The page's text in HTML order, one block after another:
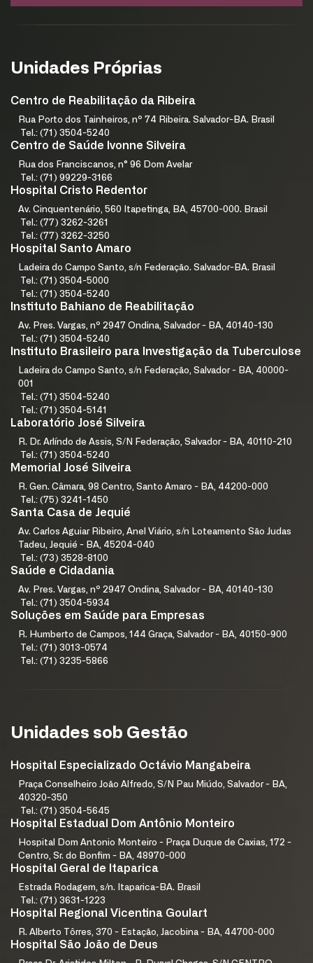
Unidades Próprias
Centro de Reabilitação da Ribeira
Rua Porto dos Tainheiros, nº 74 Ribeira. Salvador-BA. Brasil
Tel.: (71) 3504-5240
Centro de Saúde Ivonne Silveira
Rua dos Franciscanos, n° 96 Dom Avelar
Tel.: (71) 99229-3166
Hospital Cristo Redentor
Av. Cinquentenário, 560 Itapetinga, BA, 45700-000. Brasil
Tel.: (77) 3262-3261
Tel.: (77) 3262-3250
Hospital Santo Amaro
Ladeira do Campo Santo, s/n Federação. Salvador-BA. Brasil
Tel.: (71) 3504-5000
Tel.: (71) 3504-5240
Instituto Bahiano de Reabilitação
Av. Pres. Vargas, nº 2947 Ondina, Salvador - BA, 40140-130
Tel.: (71) 3504-5240
Instituto Brasileiro para Investigação da Tuberculose
Ladeira do Campo Santo, s/n Federação, Salvador - BA, 40000-
001
Tel.: (71) 3504-5240
Tel.: (71) 3504-5141
Laboratório José Silveira
R. Dr. Arlíndo de Assis, S/N Federação, Salvador - BA, 40110-210
Tel.: (71) 3504-5240
Memorial José Silveira
R. Gen. Câmara, 98 Centro, Santo Amaro - BA, 44200-000
Tel.: (75) 3241-1450
Santa Casa de Jequié
Av. Carlos Aguiar Ribeiro, Anel Viário, s/n Loteamento São Judas
Tadeu, Jequié - BA, 45204-040
Tel.: (73) 3528-8100
Saúde e Cidadania
Av. Pres. Vargas, nº 2947 Ondina, Salvador - BA, 40140-130
Tel.: (71) 3504-5934
Soluções em Saúde para Empresas
R. Humberto de Campos, 144 Graça, Salvador - BA, 40150-900
Tel.: (71) 3013-0574
Tel.: (71) 3235-5866
Unidades sob Gestão
Hospital Especializado Octávio Mangabeira
Praça Conselheiro João Alfredo, S/N Pau Miúdo, Salvador - BA,
40320-350
Tel.: (71) 3504-5645
Hospital Estadual Dom Antônio Monteiro
Hospital Dom Antonio Monteiro - Praça Duque de Caxias, 172 -
Centro, Sr. do Bonfim - BA, 48970-000
Hospital Geral de Itaparica
Estrada Rodagem, s/n. Itaparica-BA. Brasil
Tel.: (71) 3631-1223
Hospital Regional Vicentina Goulart
R. Alberto Tôrres, 370 - Estação, Jacobina - BA, 44700-000
Hospital São João de Deus